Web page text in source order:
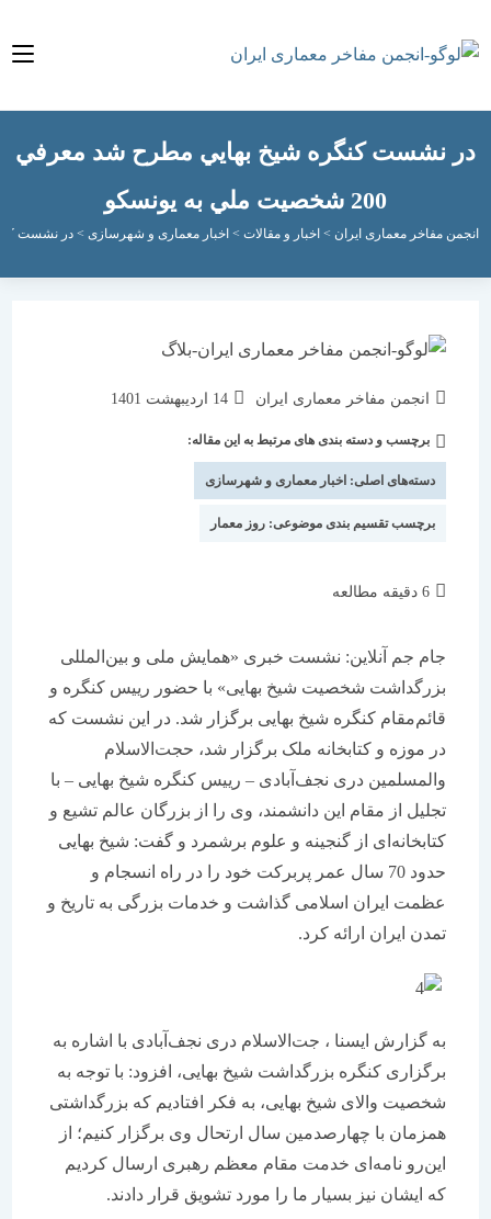
نشست کنگره‌ شيخ بهايي مطرح شد معرفي
مفاخر معماری ایران > اخبار و مقالات>اخبار معماری و شهرسازی>در نشست کنگره‌ شيخ بهايي
انجمن مفاخر معماری ایران
نوشته
شده
است:
14 اردیبهشت 1401
برچسب و دسته بندی های مرتبط به این مقاله:
دسته‌های اصلی:اخبار معماری و شهرسازی
برچسب تقسیم بندی موضوعی:روز معمار
جام جم آنلاين: نشست خبری «همایش ملی و بین‌المللی
بزرگداشت شخصیت شیخ بهایی» با حضور رییس کنگره و
قائم‌مقام کنگره‌ شیخ بهایی برگزار شد. در این نشست که
در موزه و کتابخانه‌ ملک برگزار شد، حجت‌الاسلام
والمسلمین دری نجف‌آبادی – رییس کنگره‌ شیخ بهایی – با
تجلیل از مقام این دانشمند، وی را از بزرگان عالم تشیع و
کتابخانه‌ای از گنجینه و علوم برشمرد و گفت: شیخ بهایی
حدود 70 سال عمر پربرکت خود را در راه انسجام و
عظمت ایران اسلامی گذاشت و خدمات بزرگی به تاریخ و
تمدن ایران ارائه کرد.
به گزارش ایسنا ، جت‌الاسلام دری نجف‌آبادی با اشاره به
برگزاری کنگره‌ بزرگداشت شیخ بهایی، افزود: با توجه به
شخصیت والای شیخ بهایی، به فکر افتادیم که بزرگداشتی
همزمان با چهارصدمین سال ارتحال وی برگزار کنیم؛ از
این‌رو نامه‌ای خدمت مقام معظم رهبری ارسال کردیم
که ایشان نیز بسیار ما را مورد تشویق قرار دادند.